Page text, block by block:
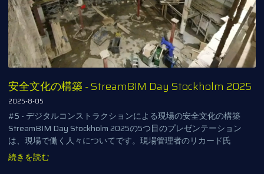
安全文化の構築 - StreamBIM Day Stockholm 2025
2025-8-05
#5 - デジタルコンストラクションによる現場の安全文化の構築
StreamBIM Day Stockholm 2025の5つ目のプレゼンテーション
は、現場で働く人々についてです。現場管理者のリカード氏
続きを読む